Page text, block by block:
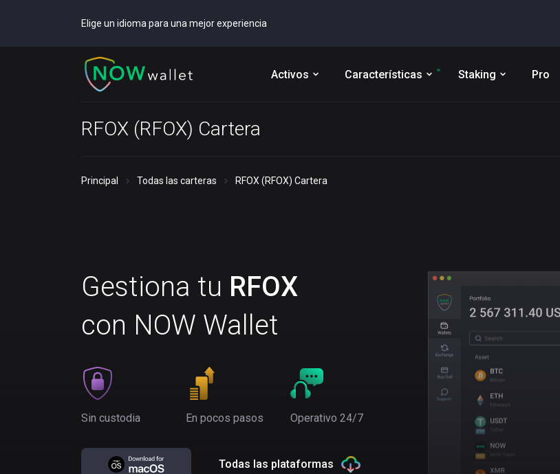
Elige un idioma para una mejor experiencia
Activos Características Staking Pro
RFOX (RFOX) Cartera
Principal Todas las carteras RFOX (RFOX) Cartera
Gestiona tu RFOX
con NOW Wallet
Sin custodia En pocos pasos Operativo 24/7
Todas las plataformas